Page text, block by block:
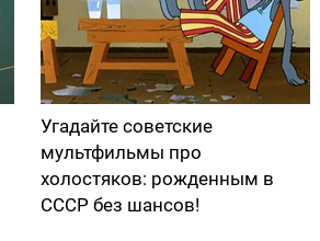
Угадайте советские
мультфильмы про
холостяков: рожденным в
СССР без шансов!